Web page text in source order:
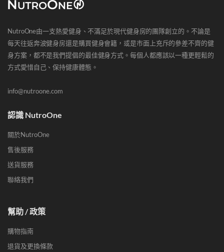
NutroOne由一支熱愛健身、不滿足於現代健身房的團隊創立的。不論是
每天往返奔波健身房還是購買健身會籍，或是市面上充斥的參差不齊的健
身方案，都不是我們提倡的最佳健身方式。每個人都應該以一種更輕鬆的
方式愛惜自己、保持健康體態。
info@nutroone.com
認識 NutroOne
關於NutroOne
售後服務
送貨服務
聯絡我們
幫助 / 政策
購物指南
退貨及更換條款